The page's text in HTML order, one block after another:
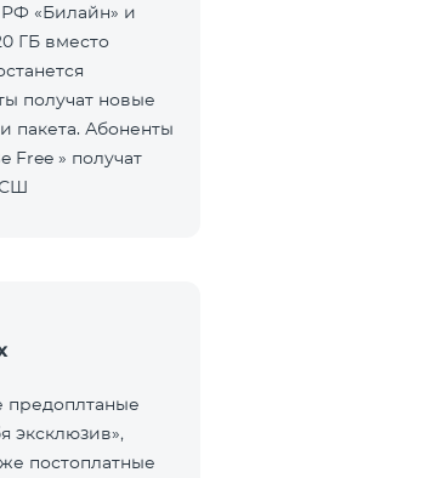
«Билайн» и
ГБ вместо
получат новые
пакета. Абоненты
Free » получат
СШ
предоплтаные
эксклюзив»,
постоплатные